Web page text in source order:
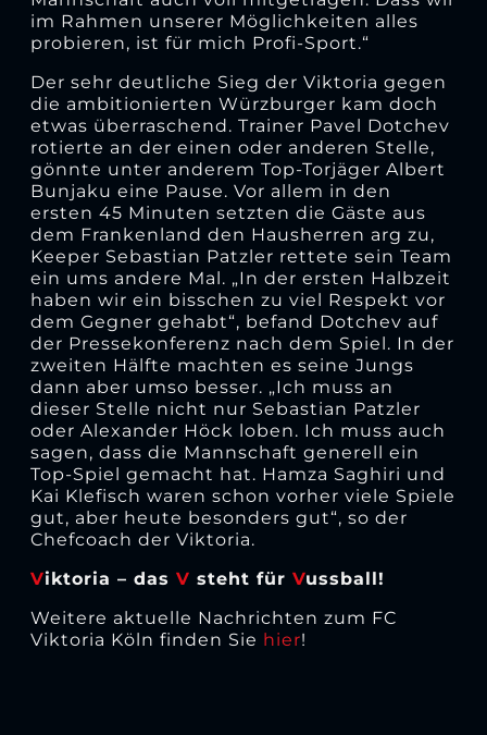
im Rahmen unserer Möglichkeiten alles
probieren, ist für mich Profi-Sport.“
Der sehr deutliche Sieg der Viktoria gegen
die ambitionierten Würzburger kam doch
etwas überraschend. Trainer Pavel Dotchev
rotierte an der einen oder anderen Stelle,
gönnte unter anderem Top-Torjäger Albert
Bunjaku eine Pause. Vor allem in den
ersten 45 Minuten setzten die Gäste aus
dem Frankenland den Hausherren arg zu,
Keeper Sebastian Patzler rettete sein Team
ein ums andere Mal. „In der ersten Halbzeit
haben wir ein bisschen zu viel Respekt vor
dem Gegner gehabt“, befand Dotchev auf
der Pressekonferenz nach dem Spiel. In der
zweiten Hälfte machten es seine Jungs
dann aber umso besser. „Ich muss an
dieser Stelle nicht nur Sebastian Patzler
oder Alexander Höck loben. Ich muss auch
sagen, dass die Mannschaft generell ein
Top-Spiel gemacht hat. Hamza Saghiri und
Kai Klefisch waren schon vorher viele Spiele
gut, aber heute besonders gut“, so der
Chefcoach der Viktoria.
Viktoria – das V steht für Vussball!
Weitere aktuelle Nachrichten zum FC
Viktoria Köln finden Sie hier!